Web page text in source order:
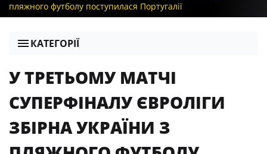
пляжного футболу поступилася Португалії
КАТЕГОРІЇ
У ТРЕТЬОМУ МАТЧІ
СУПЕРФІНАЛУ ЄВРОЛІГИ
ЗБІРНА УКРАЇНИ З